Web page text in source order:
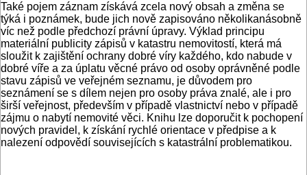
Také pojem záznam získává zcela nový obsah a změna se
týká i poznámek, bu­de jich nově zapisováno několikanásob­ně
víc než podle předchozí právní úpra­vy. Výklad principu
materiální publicity zápisů v katastru nemovitostí, která má
sloužit k zajištění ochrany dobré víry kaž­dého, kdo nabude v
dobré víře a za úpla­tu věcné právo od osoby oprávněné po­dle
stavu zápisů ve veřejném seznamu, je důvodem pro
seznámení se s dílem nejen pro osoby práva znalé, ale i pro
širší ve­řejnost, především v případě vlastnictví nebo v případě
zájmu o nabytí nemovi­té věci. Knihu lze doporučit k pochope­ní
nových pravidel, k získání rychlé ori­entace v předpise a k
nalezení odpovědí souvisejících s katastrální problematikou.